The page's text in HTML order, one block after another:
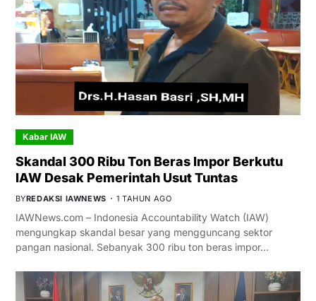
Kabar IAW
Skandal 300 Ribu Ton Beras Impor Berkutu
IAW Desak Pemerintah Usut Tuntas
BYREDAKSI IAWNEWS 1 TAHUN AGO
IAWNews.com – Indonesia Accountability Watch (IAW)
mengungkap skandal besar yang mengguncang sektor
pangan nasional. Sebanyak 300 ribu ton beras impor…